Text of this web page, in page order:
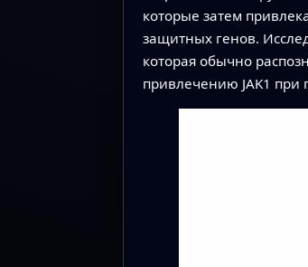
которые затем
защитных генов.
которая обычно
привлечению JAK1 при